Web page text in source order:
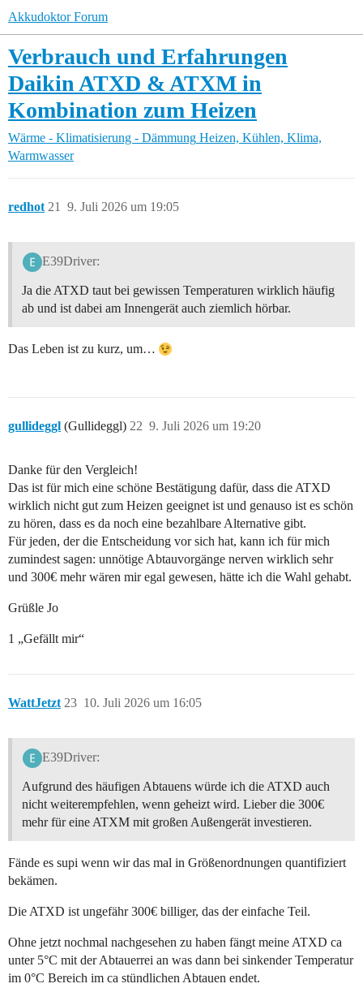
Akkudoktor Forum
Verbrauch und Erfahrungen
Daikin ATXD & ATXM in
Kombination zum Heizen
Wärme - Klimatisierung - Dämmung Heizen, Kühlen, Klima,
Warmwasser
redhot 9. Juli 2026 um 19:05
21
E39Driver:
Ja die ATXD taut bei gewissen Temperaturen wirklich häufig
ab und ist dabei am Innengerät auch ziemlich hörbar.
Das Leben ist zu kurz, um…
gullideggl (Gullideggl) 9. Juli 2026 um 19:20
22
Danke für den Vergleich!
Das ist für mich eine schöne Bestätigung dafür, dass die ATXD
wirklich nicht gut zum Heizen geeignet ist und genauso ist es schön
zu hören, dass es da noch eine bezahlbare Alternative gibt.
Für jeden, der die Entscheidung vor sich hat, kann ich für mich
zumindest sagen: unnötige Abtauvorgänge nerven wirklich sehr
und 300€ mehr wären mir egal gewesen, hätte ich die Wahl gehabt.
Grüßle Jo
1 „Gefällt mir“
WattJetzt 10. Juli 2026 um 16:05
23
E39Driver:
Aufgrund des häufigen Abtauens würde ich die ATXD auch
nicht weiterempfehlen, wenn geheizt wird. Lieber die 300€
mehr für eine ATXM mit großen Außengerät investieren.
Fände es supi wenn wir das mal in Größenordnungen quantifiziert
bekämen.
Die ATXD ist ungefähr 300€ billiger, das der einfache Teil.
Ohne jetzt nochmal nachgesehen zu haben fängt meine ATXD ca
unter 5°C mit der Abtauerrei an was dann bei sinkender Temperatur
im 0°C Bereich im ca stündlichen Abtauen endet.